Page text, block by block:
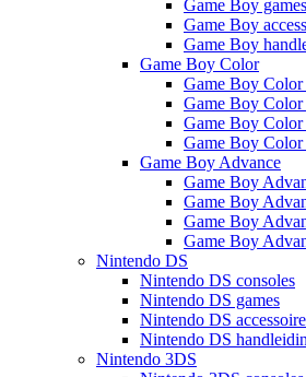
Game Boy games
Game Boy
Game Boy
Game Boy Color
Game Boy Color
Game Boy Color
Game Boy Color
Game Boy Color
Game Boy Advance
Game Boy
Game Boy
Game Boy
Game Boy
Nintendo DS
Nintendo DS consoles
Nintendo DS games
Nintendo DS
Nintendo DS
Nintendo 3DS